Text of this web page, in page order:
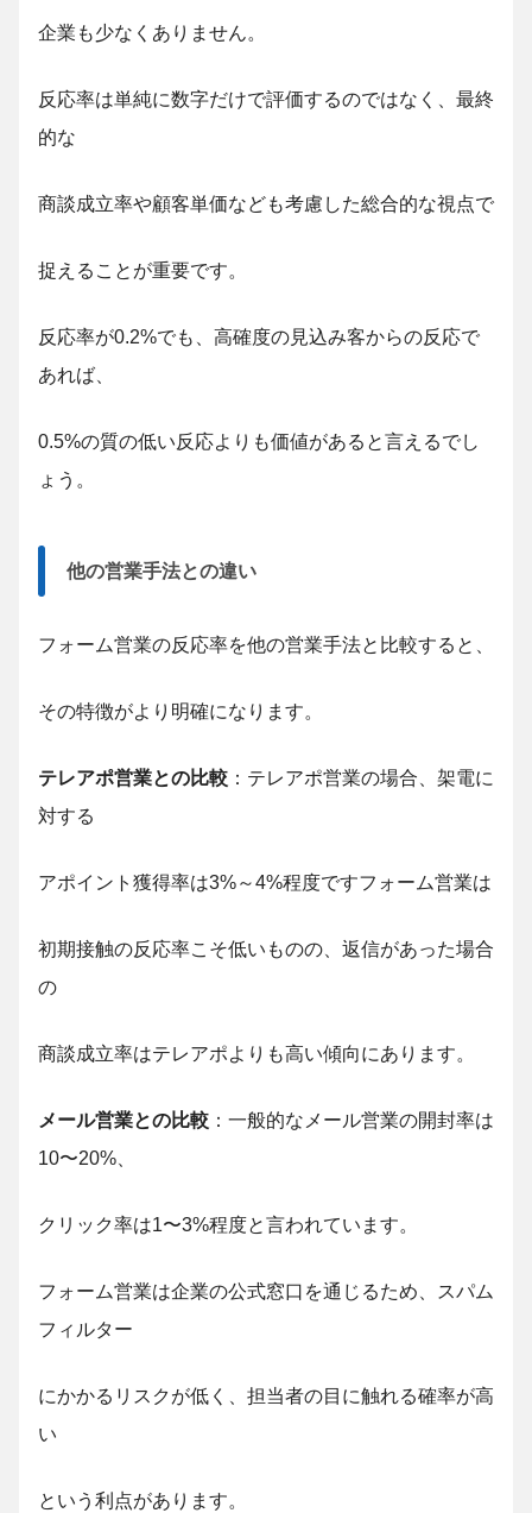
企業も少なくありません。
反応率は単純に数字だけで評価するのではなく、最終
的な
商談成立率や顧客単価なども考慮した総合的な視点で
捉えることが重要です。
反応率が0.2%でも、高確度の見込み客からの反応で
あれば、
0.5%の質の低い反応よりも価値があると言えるでし
ょう。
他の営業手法との違い
フォーム営業の反応率を他の営業手法と比較すると、
その特徴がより明確になります。
テレアポ営業との比較 ：テレアポ営業の場合、架電に
対する
アポイント獲得率は3%～4%程度ですフォーム営業は
初期接触の反応率こそ低いものの、返信があった場合
の
商談成立率はテレアポよりも高い傾向にあります。
メール営業との比較 ：一般的なメール営業の開封率は
10〜20%、
クリック率は1〜3%程度と言われています。
フォーム営業は企業の公式窓口を通じるため、スパム
フィルター
にかかるリスクが低く、担当者の目に触れる確率が高
い
という利点があります。